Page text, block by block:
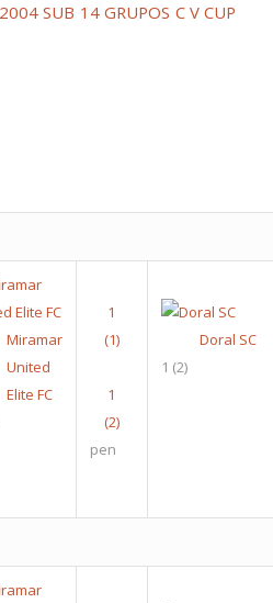
SUB 14 GRUPOS C V CUP
Miramar
United
Elite FC
pen
Doral SC
1 (2)